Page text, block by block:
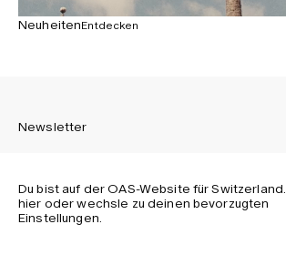
NeuheitenEntdecken
Newsletter
Melden Sie sich an, um die neuesten
Du bist auf der OAS-Website für
hier oder wechsle zu deinen bevorzugten
Einstellungen.